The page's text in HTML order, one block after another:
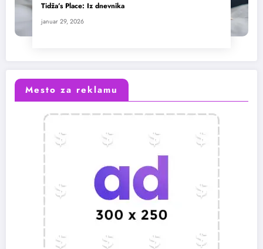
Tidža’s Place: Iz dnevnika
januar 29, 2026
Mesto za reklamu